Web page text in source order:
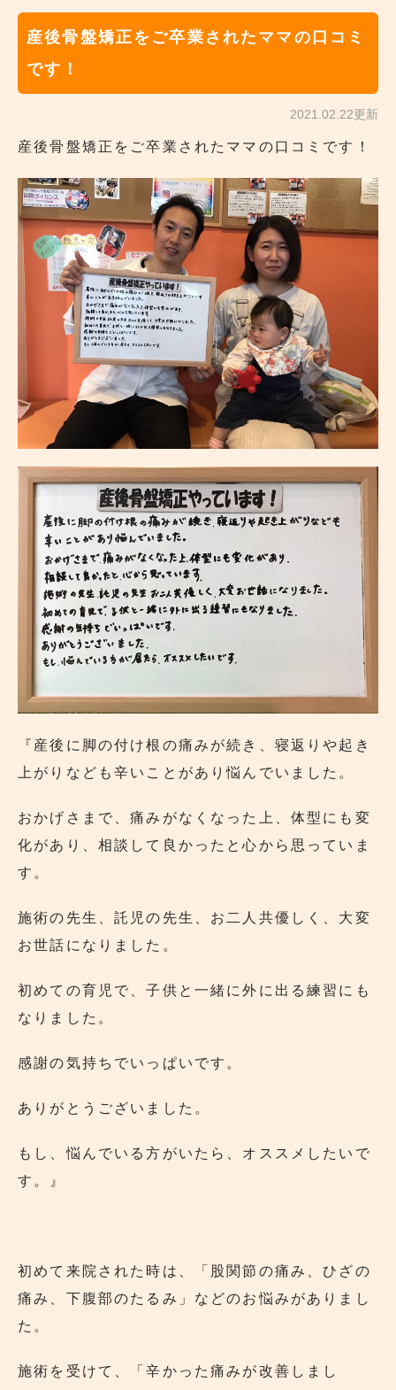
産後骨盤矯正をご卒業されたママの口コミ
です！
2021.02.22更新
産後骨盤矯正をご卒業されたママの口コミです！
『産後に脚の付け根の痛みが続き、寝返りや起き
上がりなども辛いことがあり悩んでいました。
おかげさまで、痛みがなくなった上、体型にも変
化があり、相談して良かったと心から思っていま
す。
施術の先生、託児の先生、お二人共優しく、大変
お世話になりました。
初めての育児で、子供と一緒に外に出る練習にも
なりました。
感謝の気持ちでいっぱいです。
ありがとうございました。
もし、悩んでいる方がいたら、オススメしたいで
す。』
初めて来院された時は、「股関節の痛み、ひざの
痛み、下腹部のたるみ」などのお悩みがありまし
た。
施術を受けて、「辛かった痛みが改善しまし